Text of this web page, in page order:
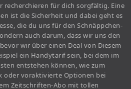
recherchieren für dich sorgfältig. Eine
ist die Sicherheit und dabei geht es
die du uns für den Schnäppchen-
auch darum, dass wir uns den
wir über einen Deal von Diesem
ein Handytarif sein, bei dem im
entstehen können, wie zum
oder voraktivierte Optionen bei
Zeitschriften-Abo mit tollen